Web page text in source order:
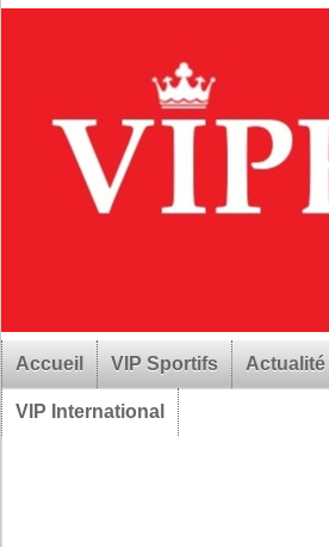
Accueil VIP Sportifs Actualité
VIP International